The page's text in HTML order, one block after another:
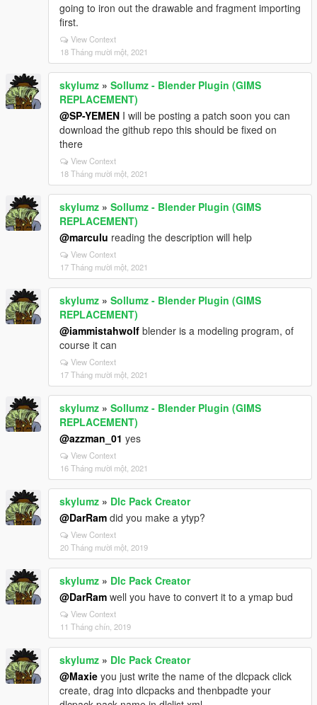
going to iron out the drawable and fragment importing
first.
View Context
18 Tháng mười một, 2021
skylumz » Sollumz - Blender Plugin (GIMS
REPLACEMENT)
@SP-YEMEN I will be posting a patch soon you can
download the github repo this should be fixed on
there
View Context
18 Tháng mười một, 2021
skylumz » Sollumz - Blender Plugin (GIMS
REPLACEMENT)
@marculu reading the description will help
View Context
17 Tháng mười một, 2021
skylumz » Sollumz - Blender Plugin (GIMS
REPLACEMENT)
@iammistahwolf blender is a modeling program, of
course it can
View Context
17 Tháng mười một, 2021
skylumz » Sollumz - Blender Plugin (GIMS
REPLACEMENT)
@azzman_01 yes
View Context
16 Tháng mười một, 2021
skylumz » Dlc Pack Creator
@DarRam did you make a ytyp?
View Context
20 Tháng mười một, 2019
skylumz » Dlc Pack Creator
@DarRam well you have to convert it to a ymap bud
View Context
11 Tháng chín, 2019
skylumz » Dlc Pack Creator
@Maxie you just write the name of the dlcpack click
create, drag into dlcpacks and thenbpadte your